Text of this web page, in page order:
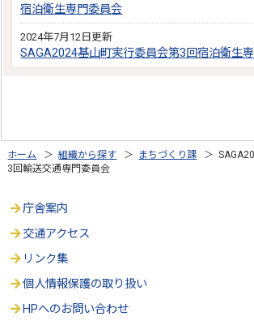
宿泊衛生専門委員会
2024年7月12日更新
SAGA2024基山町実行委員会第3回宿泊衛生
ホーム ＞組織から探す ＞ まちづくり課 ＞
3回輸送交通専門委員会
庁舎案内
交通アクセス
リンク集
個人情報保護の取り扱い
HPへのお問い合わせ